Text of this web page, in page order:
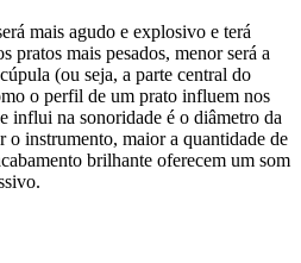
mais agudo e explosivo e terá
pratos mais pesados, menor será a
(ou seja, a parte central do
o perfil de um prato influem nos
influi na sonoridade é o diâmetro da
instrumento, maior a quantidade de
brilhante oferecem um som